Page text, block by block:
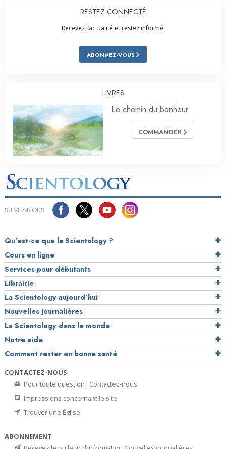
RESTEZ CONNECTÉ
Recevez l’actualité et restez informé.
ABONNEZ-VOUS
LIVRES
Le chemin du bonheur
COMMANDER
SUIVEZ-NOUS
Qu’est-ce que la Scientology ?
Cours en ligne
Services pour débutants
Librairie
La Scientology aujourd’hui
Nouvelles journalières
La Scientology dans le monde
Notre aide
Comment rester en bonne santé
CONTACTEZ-NOUS
Pour toute question : Contactez-nous
Impressions concernant le site
Trouver une Église
ABONNEMENT